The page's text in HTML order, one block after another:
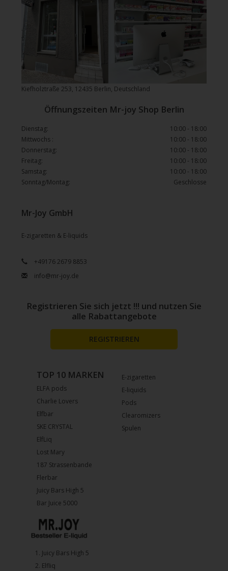
Mr-Joy GmbH
E-zigaretten & E-liquids
+49176 2679 8853
info@mr-joy.de
Kiefholztraße 253, 12435 Berlin, Deutschland
Öffnungszeiten Mr-joy Shop Berlin
Dienstag:
10:00 - 18:00
Mittwochs :
10:00 - 18:00
Donnerstag:
10:00 - 18:00
Freitag:
10:00 - 18:00
Samstag:
10:00 - 18:00
Sonntag/Montag:
Geschlosse
E-zigaretten
E-liquids
Pods
Clearomizers
Spulen
TOP 10 MARKEN
ELFA pods
Charlie Lovers
Elfbar
SKE CRYSTAL
ElfLiq
Lost Mary
187 Strassenbande
Flerbar
Juicy Bars High 5
Bar Juice 5000
1.⁠ ⁠Juicy Bars High 5
2.⁠ ⁠⁠Elfliq
Registrieren Sie sich jetzt !!! und nutzen Sie
alle Rabattangebote
REGISTRIEREN